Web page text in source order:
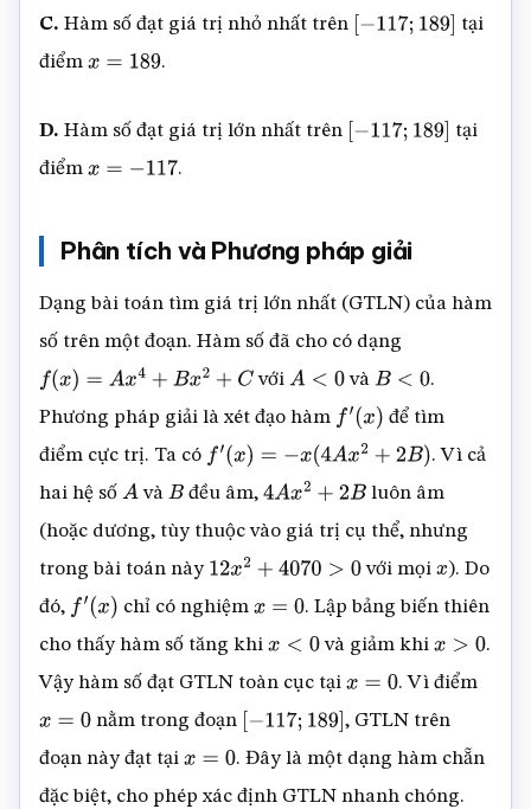
C. Hàm số đạt giá trị nhỏ nhất trên [ 117 189]
tại
điểm x=189 .
D. Hàm số đạt giá trị lớn nhất trên [ 117 189]
tại
điểm x=− 117 .
Phân tích và Phương pháp giải
Dạng bài toán tìm giá trị lớn nhất (GTLN) của hàm
số trên một đoạn. Hàm số đã cho có dạng
f( x)= Ax 4+B 2 +C vớiA<0 vàB< 0
.
Phương pháp giải là xét đạo hàm f′ x)
để tìm
điểm cực trị. Ta có f′ x)= −x Ax2+2B
. Vì cả
hai hệ số Avà B đều âm,4Ax2 2 B
luôn âm
(hoặc dương, tùy thuộc vào giá trị cụ thể, nhưng
trong bài toán này 12x2 4070>0 với mọi x ). Do
đó, f′ x) chỉ có nghiệm x=0
. Lập bảng biến thiên
cho thấy hàm số tăng khi x< 0 và giảm khi x>0
.
Vậy hàm số đạt GTLN toàn cục tại x=0 . Vì điểm
x=0 nằm trong đoạn [ 117; 189]
, GTLN trên
đoạn này đạt tại x=0
. Đây là một dạng hàm chẵn
đặc biệt, cho phép xác định GTLN nhanh chóng.